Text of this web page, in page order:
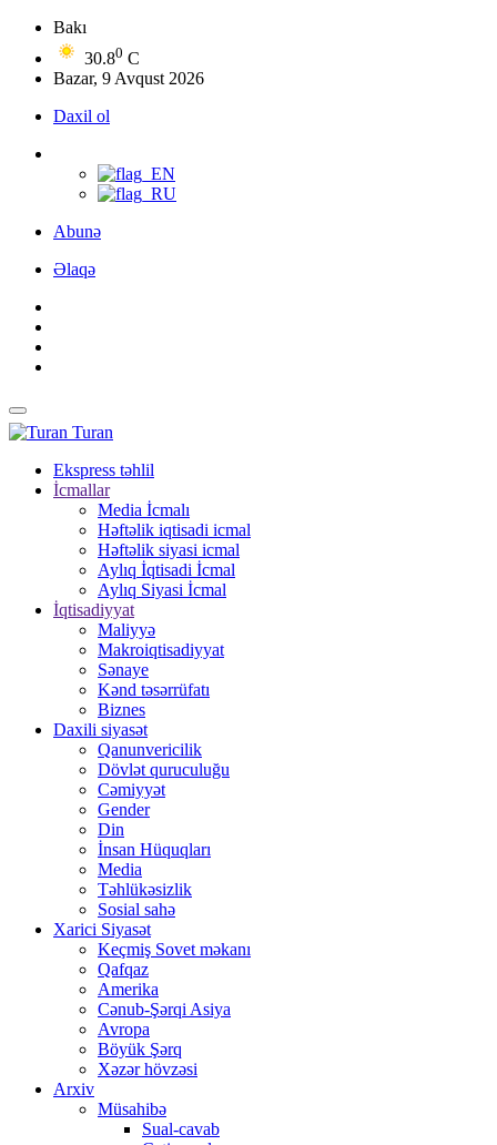
Bakı
30.80 C
Bazar, 9 Avqust 2026
Daxil ol
Abunə
Əlaqə
Turan
Ekspress təhlil
İcmallar
Media İcmalı
Həftəlik iqtisadi icmal
Həftəlik siyasi icmal
Aylıq İqtisadi İcmal
Aylıq Siyasi İcmal
İqtisadiyyat
Maliyyə
Makroiqtisadiyyat
Sənaye
Kənd təsərrüfatı
Biznes
Daxili siyasət
Qanunvericilik
Dövlət quruculuğu
Cəmiyyət
Gender
Din
İnsan Hüquqları
Media
Təhlükəsizlik
Sosial sahə
Xarici Siyasət
Keçmiş Sovet məkanı
Qafqaz
Amerika
Cənub-Şərqi Asiya
Avropa
Böyük Şərq
Xəzər hövzəsi
Arxiv
Müsahibə
Sual-cavab